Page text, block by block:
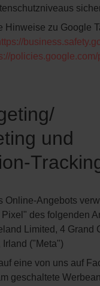
Hinweise zu Google
policies.google.com/
und
Online-Angebots
des folgenden
Limited, 4 Grand
("Meta")
eine von uns auf
geschaltete